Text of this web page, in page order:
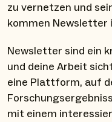
zu vernetzen und
kommen Newsletter
Newsletter sind ein
und deine Arbeit
eine Plattform, auf
mit einem